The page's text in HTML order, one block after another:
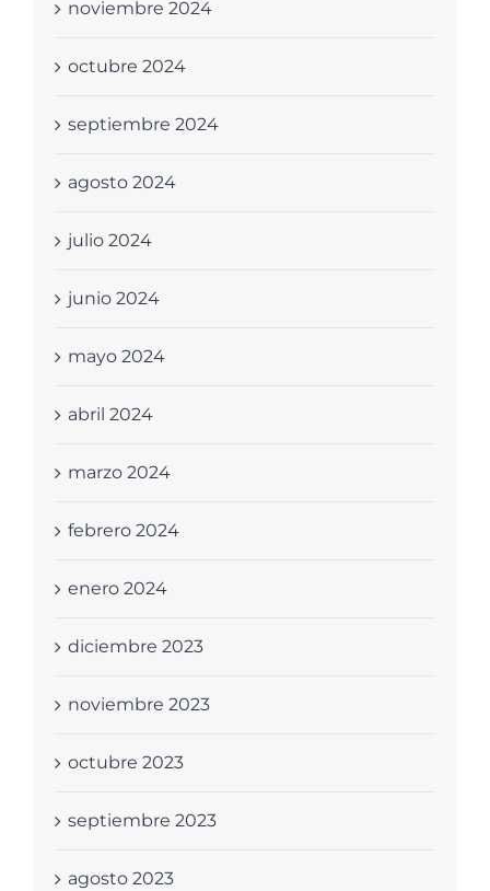
noviembre 2024
octubre 2024
septiembre 2024
agosto 2024
julio 2024
junio 2024
mayo 2024
abril 2024
marzo 2024
febrero 2024
enero 2024
diciembre 2023
noviembre 2023
octubre 2023
septiembre 2023
agosto 2023